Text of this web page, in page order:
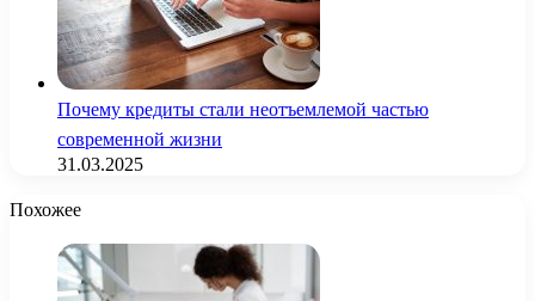
Почему кредиты стали неотъемлемой частью
современной жизни
31.03.2025
Похожее